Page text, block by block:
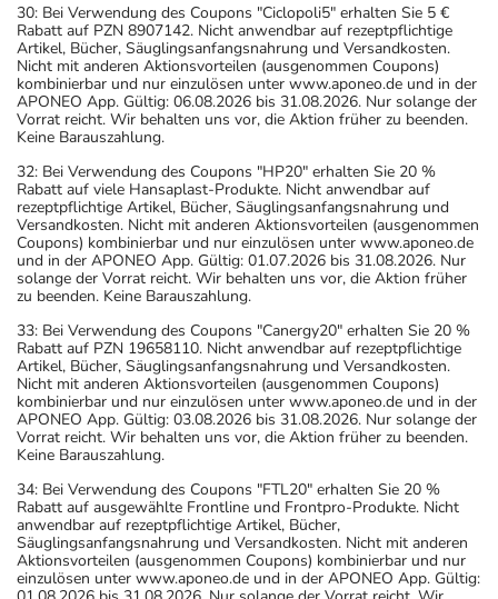
30: Bei Verwendung des Coupons "Ciclopoli5" erhalten Sie 5 €
Rabatt auf PZN 8907142. Nicht anwendbar auf rezeptpflichtige
Artikel, Bücher, Säuglingsanfangsnahrung und Versandkosten.
Nicht mit anderen Aktionsvorteilen (ausgenommen Coupons)
kombinierbar und nur einzulösen unter www.aponeo.de und in der
APONEO App. Gültig: 06.08.2026 bis 31.08.2026. Nur solange der
Vorrat reicht. Wir behalten uns vor, die Aktion früher zu beenden.
Keine Barauszahlung.
32: Bei Verwendung des Coupons "HP20" erhalten Sie 20 %
Rabatt auf viele Hansaplast-Produkte. Nicht anwendbar auf
rezeptpflichtige Artikel, Bücher, Säuglingsanfangsnahrung und
Versandkosten. Nicht mit anderen Aktionsvorteilen (ausgenommen
Coupons) kombinierbar und nur einzulösen unter www.aponeo.de
und in der APONEO App. Gültig: 01.07.2026 bis 31.08.2026. Nur
solange der Vorrat reicht. Wir behalten uns vor, die Aktion früher
zu beenden. Keine Barauszahlung.
33: Bei Verwendung des Coupons "Canergy20" erhalten Sie 20 %
Rabatt auf PZN 19658110. Nicht anwendbar auf rezeptpflichtige
Artikel, Bücher, Säuglingsanfangsnahrung und Versandkosten.
Nicht mit anderen Aktionsvorteilen (ausgenommen Coupons)
kombinierbar und nur einzulösen unter www.aponeo.de und in der
APONEO App. Gültig: 03.08.2026 bis 31.08.2026. Nur solange der
Vorrat reicht. Wir behalten uns vor, die Aktion früher zu beenden.
Keine Barauszahlung.
34: Bei Verwendung des Coupons "FTL20" erhalten Sie 20 %
Rabatt auf ausgewählte Frontline und Frontpro-Produkte. Nicht
anwendbar auf rezeptpflichtige Artikel, Bücher,
Säuglingsanfangsnahrung und Versandkosten. Nicht mit anderen
Aktionsvorteilen (ausgenommen Coupons) kombinierbar und nur
einzulösen unter www.aponeo.de und in der APONEO App. Gültig: